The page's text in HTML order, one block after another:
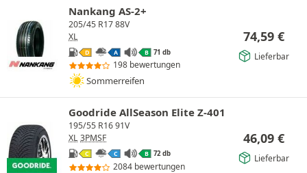
Nankang AS-2+
205/45 R17 88V
XL
D A B 71 db
198 bewertungen
Sommerreifen
74,59 €
Lieferbar
Goodride AllSeason Elite Z-401
195/55 R16 91V
XL 3PMSF
C C B 72 db
2084 bewertungen
46,09 €
Lieferbar